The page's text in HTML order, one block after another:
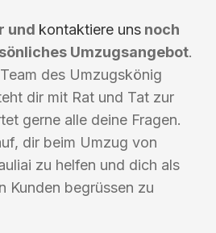
und kontaktiere uns noch
Umzugsangebot.
des Umzugskönig
dir mit Rat und Tat zur
gerne alle deine Fragen.
dir beim Umzug von
zu helfen und dich als
Kunden begrüssen zu